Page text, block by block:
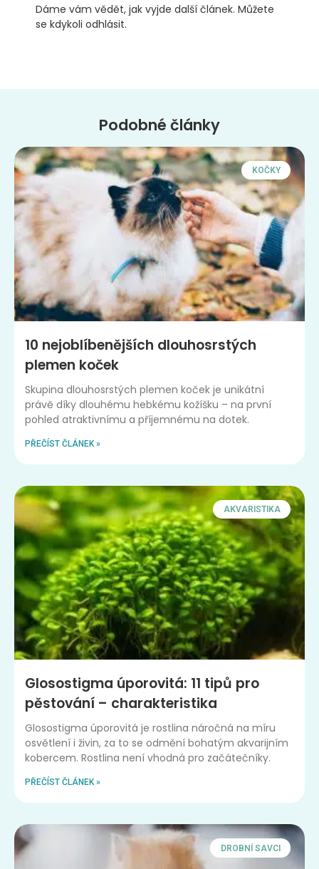
Dáme vám vědět, jak vyjde další článek. Můžete
se kdykoli odhlásit.
Podobné články
KOČKY
10 nejoblíbenějších dlouhosrstých
plemen koček
Skupina dlouhosrstých plemen koček je unikátní
právě díky dlouhému hebkému kožíšku – na první
pohled atraktivnímu a příjemnému na dotek.
PŘEČÍST ČLÁNEK »
AKVARISTIKA
Glosostigma úporovitá: 11 tipů pro
pěstování – charakteristika
Glosostigma úporovitá je rostlina náročná na míru
osvětlení i živin, za to se odmění bohatým akvarijním
kobercem. Rostlina není vhodná pro začátečníky.
PŘEČÍST ČLÁNEK »
DROBNÍ SAVCI